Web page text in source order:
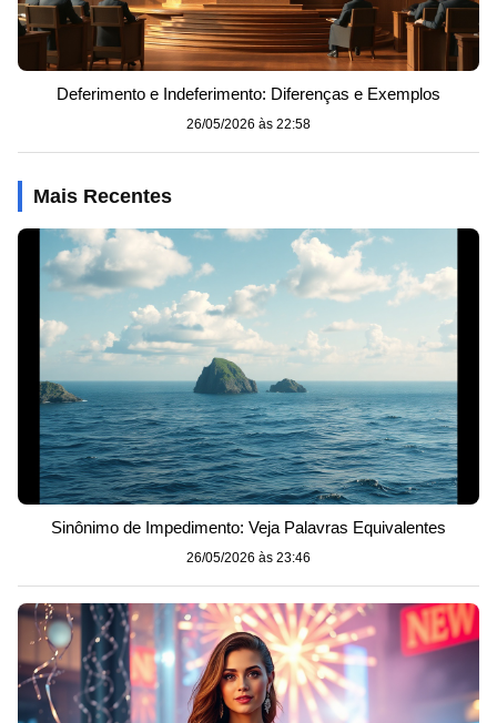
Deferimento e Indeferimento: Diferenças e Exemplos
26/05/2026 às 22:58
Mais Recentes
Sinônimo de Impedimento: Veja Palavras Equivalentes
26/05/2026 às 23:46